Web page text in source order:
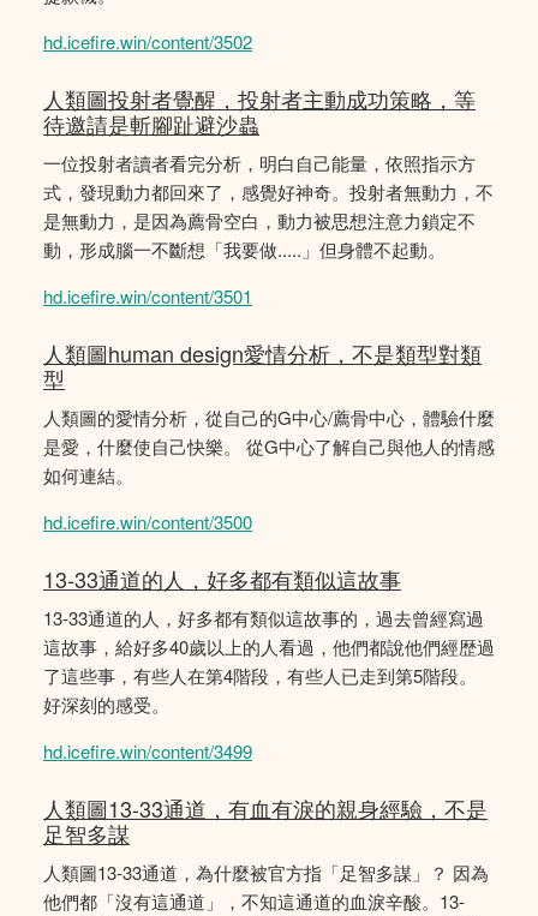
hd.icefire.win/content/3502
人類圖投射者覺醒，投射者主動成功策略，等
待邀請是斬腳趾避沙蟲
一位投射者讀者看完分析，明白自己能量，依照指示方
式，發現動力都回來了，感覺好神奇。投射者無動力，不
是無動力，是因為薦骨空白，動力被思想注意力鎖定不
動，形成腦一不斷想「我要做.....」但身體不起動。
hd.icefire.win/content/3501
人類圖human design愛情分析，不是類型對類
型
人類圖的愛情分析，從自己的G中心/薦骨中心，體驗什麼
是愛，什麼使自己快樂。 從G中心了解自己與他人的情感
如何連結。
hd.icefire.win/content/3500
13-33通道的人，好多都有類似這故事
13-33通道的人，好多都有類似這故事的，過去曾經寫過
這故事，給好多40歲以上的人看過，他們都說他們經歴過
了這些事，有些人在第4階段，有些人已走到第5階段。
好深刻的感受。
hd.icefire.win/content/3499
人類圖13-33通道，有血有淚的親身經驗，不是
足智多謀
人類圖13-33通道，為什麼被官方指「足智多謀」？ 因為
他們都「沒有這通道」，不知這通道的血淚辛酸。13-